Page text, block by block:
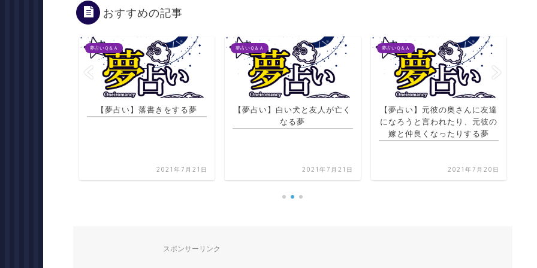
おすすめの記事
夢占いＱ＆Ａ
【夢占い】白い犬と友人が亡く
2021年7月21日
夢占いＱ＆Ａ
【夢占い】元彼の奥さんに友達
になろうと言われたり、元彼の
2021年7月20日
夢占いＱ＆Ａ
【夢占い】落書きをする夢
2021年7月21日
スポンサーリンク